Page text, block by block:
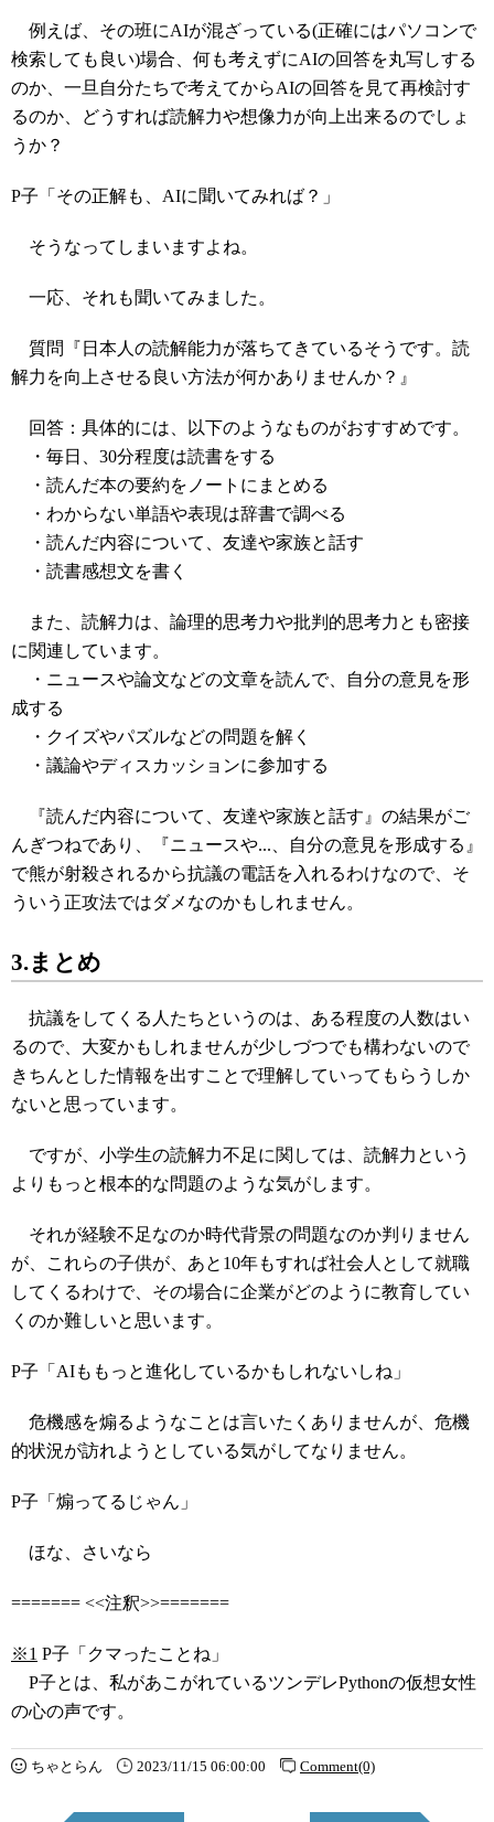
例えば、その班にAIが混ざっている(正確にはパソコンで
検索しても良い)場合、何も考えずにAIの回答を丸写しする
のか、一旦自分たちで考えてからAIの回答を見て再検討す
るのか、どうすれば読解力や想像力が向上出来るのでしょ
うか？
P子「その正解も、AIに聞いてみれば？」
そうなってしまいますよね。
一応、それも聞いてみました。
質問『日本人の読解能力が落ちてきているそうです。読
解力を向上させる良い方法が何かありませんか？』
回答：具体的には、以下のようなものがおすすめです。
・毎日、30分程度は読書をする
・読んだ本の要約をノートにまとめる
・わからない単語や表現は辞書で調べる
・読んだ内容について、友達や家族と話す
・読書感想文を書く
また、読解力は、論理的思考力や批判的思考力とも密接
に関連しています。
・ニュースや論文などの文章を読んで、自分の意見を形
成する
・クイズやパズルなどの問題を解く
・議論やディスカッションに参加する
『読んだ内容について、友達や家族と話す』の結果がご
んぎつねであり、『ニュースや...、自分の意見を形成する』
で熊が射殺されるから抗議の電話を入れるわけなので、そ
ういう正攻法ではダメなのかもしれません。
3.まとめ
抗議をしてくる人たちというのは、ある程度の人数はい
るので、大変かもしれませんが少しづつでも構わないので
きちんとした情報を出すことで理解していってもらうしか
ないと思っています。
ですが、小学生の読解力不足に関しては、読解力という
よりもっと根本的な問題のような気がします。
それが経験不足なのか時代背景の問題なのか判りません
が、これらの子供が、あと10年もすれば社会人として就職
してくるわけで、その場合に企業がどのように教育してい
くのか難しいと思います。
P子「AIももっと進化しているかもしれないしね」
危機感を煽るようなことは言いたくありませんが、危機
的状況が訪れようとしている気がしてなりません。
P子「煽ってるじゃん」
ほな、さいなら
======= <<注釈>>=======
※1 P子「クマったことね」
P子とは、私があこがれているツンデレPythonの仮想女性
の心の声です。
ちゃとらん 2023/11/15 06:00:00 Comment(0)